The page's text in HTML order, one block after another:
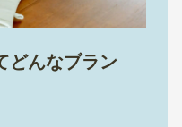
どんなブラン